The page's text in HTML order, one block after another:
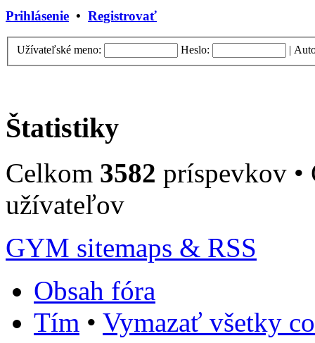
Prihlásenie • Registrovať
Užívateľské meno: Heslo: |
Štatistiky
Celkom 3582 príspevkov
užívateľov
GYM sitemaps & RSS
Obsah fóra
Tím • Vymazať všetky